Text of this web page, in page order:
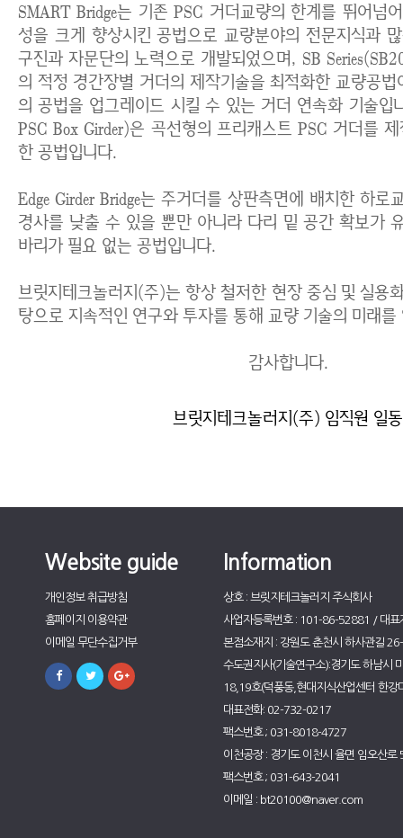
SMART Bridge는 기존 PSC 거더교량의 한계를 뛰어넘
성을 크게 향상시킨 공법으로 교량분야의 전문지식과
구진과 자문단의 노력으로 개발되었으며, SB
의 적정 경간장별 거더의 제작기술을 최적화한 교량공법
의 공법을 업그레이드 시킬 수 있는 거더 연속화 기술입
PSC Box Girder)은 곡선형의 프리캐스트 PSC 거더를
한 공법입니다.
Edge Girder Bridge는 주거더를 상판측면에 배치한 하로
경사를 낮출 수 있을 뿐만 아니라 다리 밑 공간 확보가
바리가 필요 없는 공법입니다.
브릿지테크놀러지(주)는 항상 철저한 현장 중심 및 실용
탕으로 지속적인 연구와 투자를 통해 교량 기술의 미래
감사합니다.
브릿지테크놀러지(주) 임직원 일동
Website guide
개인정보 취급방침
홈페이지 이용약관
이메일 무단수집거부
Information
상호 : 브릿지테크놀러지 주식회사
사업자등록번호 : 101-86-52881 / 대표
본점소재지 : 강원도 춘천시 하사관길
수도권지사(기술연구소):경기도 하남시
18,19호(덕풍동,현대지식산업센터 한강
대표전화: 02-732-0217
팩스번호 ; 031-8018-4727
이천공장 : 경기도 이천시 율면 임오산로
팩스번호 ; 031-643-2041
이메일 : bt20100@naver.com